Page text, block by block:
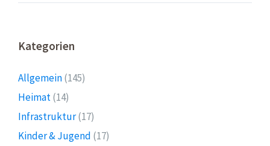
Kategorien
Allgemein(145)
Heimat(14)
Infrastruktur(17)
Kinder & Jugend (17)